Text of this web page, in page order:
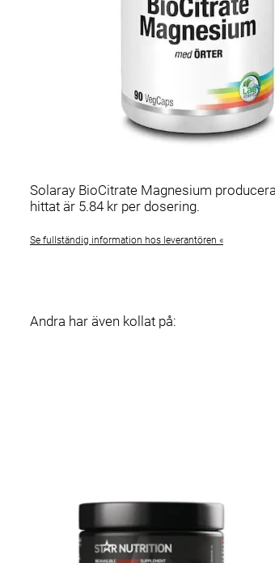
Solaray BioCitrate Magnesium
hittat är 5.84 kr per dosering.
Se fullständig information hos leverantören «
Andra har även kollat på: